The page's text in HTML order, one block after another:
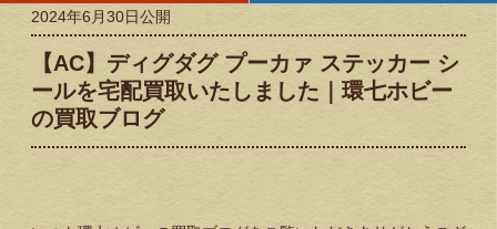
2024年6月30日公開
【AC】ディグダグ プーカァ ステッカー シ
ールを宅配買取いたしました｜環七ホビー
の買取ブログ